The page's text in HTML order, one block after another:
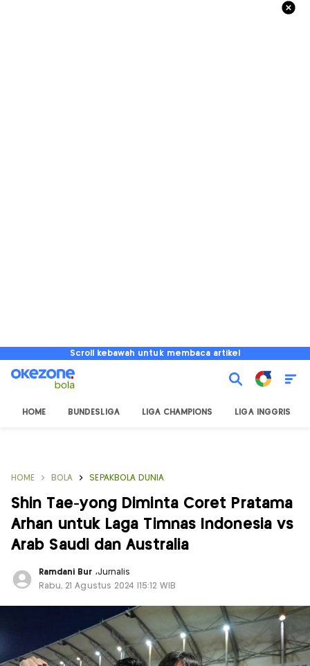
Scroll kebawah untuk membaca artikel
HOME BUNDESLIGA LIGA CHAMPIONS LIGA INGGRIS
HOME BOLA SEPAKBOLA DUNIA
Shin Tae-yong Diminta Coret Pratama
Arhan untuk Laga Timnas Indonesia vs
Arab Saudi dan Australia
Ramdani Bur ,Jurnalis
Rabu, 21 Agustus 2024 |15:12 WIB